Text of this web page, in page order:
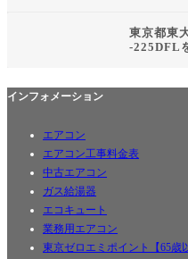
東京都東
-225DFL
インフォメーション
エアコン
エアコン工事料金表
中古エアコン
ガス給湯器
エコキュート
業務用エアコン
東京ゼロエミポイント【65歳